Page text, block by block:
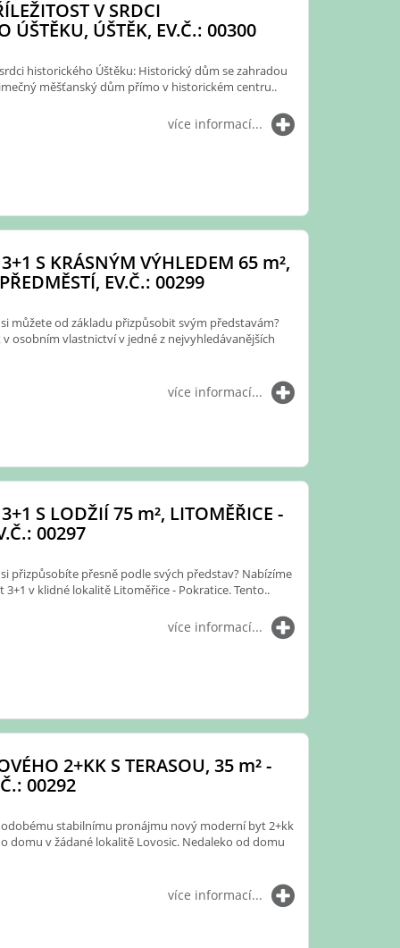
V SRDCI
ÚŠTĚKU, ÚŠTĚK, EV.Č.: 00300
historického Úštěku: Historický dům se zahradou
měšťanský dům přímo v historickém centru..
více informací...
S KRÁSNÝM VÝHLEDEM 65 m²,
EV.Č.: 00299
můžete od základu přizpůsobit svým představám?
osobním vlastnictví v jedné z nejvyhledávanějších
více informací...
S LODŽIÍ 75 m², LITOMĚŘICE -
00297
přizpůsobíte přesně podle svých představ? Nabízíme
v klidné lokalitě Litoměřice - Pokratice. Tento..
více informací...
2+KK S TERASOU, 35 m²-
00292
stabilnímu pronájmu nový moderní byt 2+kk
domu v žádané lokalitě Lovosic. Nedaleko od domu
více informací...